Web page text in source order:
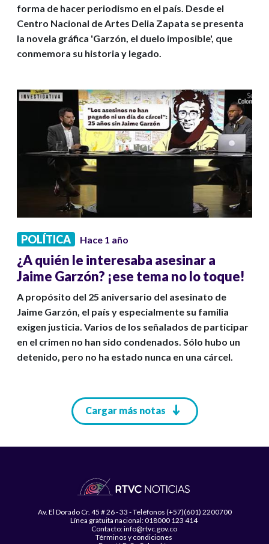
forma de hacer periodismo en el país. Desde el
Centro Nacional de Artes Delia Zapata se presenta
la novela gráfica 'Garzón, el duelo imposible', que
conmemora su historia y legado.
POLÍTICA Hace 1 año
¿A quién le interesaba asesinar a
Jaime Garzón? ¡ese tema no lo toque!
A propósito del 25 aniversario del asesinato de
Jaime Garzón, el país y especialmente su familia
exigen justicia. Varios de los señalados de participar
en el crimen no han sido condenados. Sólo hubo un
detenido, pero no ha estado nunca en una cárcel.
Cargar más notas
Av. El Dorado Cr. 45 # 26 - 33 - Teléfonos (+57)(601) 2200700
Línea gratuita nacional: 018000 123 414
Contacto: info@rtvc.gov.co
Términos y condiciones